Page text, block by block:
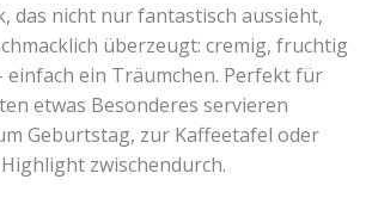
das nicht nur fantastisch aussieht,
überzeugt: cremig, fruchtig
einfach ein Träumchen. Perfekt für
etwas Besonderes servieren
Geburtstag, zur Kaffeetafel oder
zwischendurch.